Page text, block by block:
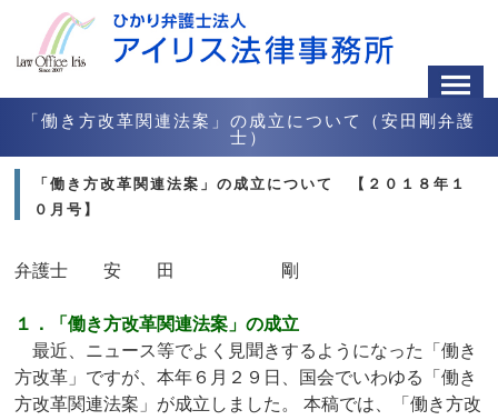
「働き方改革関連法案」の成立について（安田剛弁護
士）
「働き方改革関連法案」の成立について 【２０１８年１
０月号】
弁護士 安 田 剛
１．「働き方改革関連法案」の成立
最近、ニュース等でよく見聞きするようになった「働き
方改革」ですが、本年６月２９日、国会でいわゆる「働き
方改革関連法案」が成立しました。 本稿では、「働き方改